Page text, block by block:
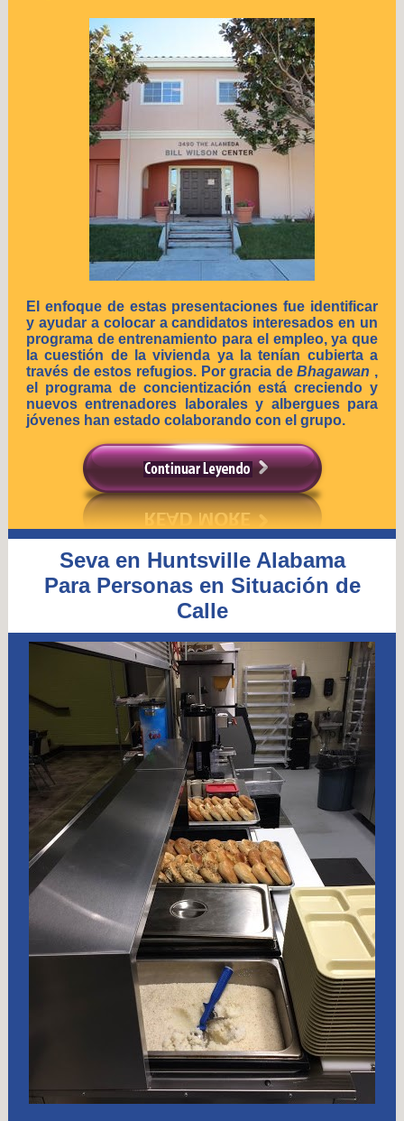
El enfoque de estas presentaciones fue identificar
y ayudar a colocar a candidatos interesados en un
programa de entrenamiento para el empleo, ya que
la cuestión de la vivienda ya la tenían cubierta a
través de estos refugios. Por gracia deBhagawan ,
el programa de concientización está creciendo y
nuevos entrenadores laborales y albergues para
jóvenes han estado colaborando con el grupo.
Seva en Huntsville Alabama
Para Personas en Situación de
Calle